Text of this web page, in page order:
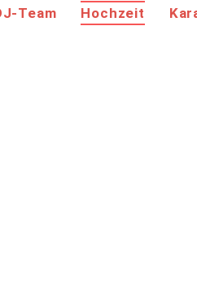
Team Hochzeit